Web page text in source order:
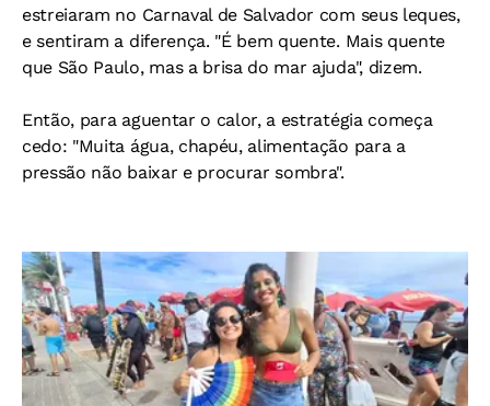
estreiaram no Carnaval de Salvador com seus leques,
e sentiram a diferença. "É bem quente. Mais quente
que São Paulo, mas a brisa do mar ajuda", dizem.
Então, para aguentar o calor, a estratégia começa
cedo: "Muita água, chapéu, alimentação para a
pressão não baixar e procurar sombra".